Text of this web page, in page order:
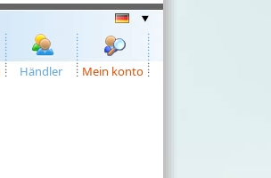
Händler Mein konto